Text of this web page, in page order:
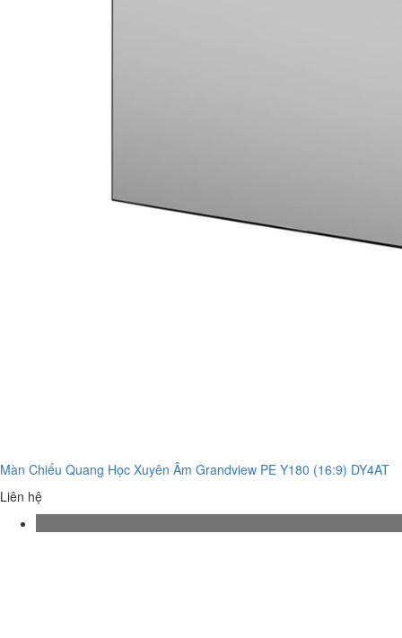
Màn Chiếu Quang Học Xuyên Âm Grandview PE Y180 (16:9) DY4AT
Liên hệ